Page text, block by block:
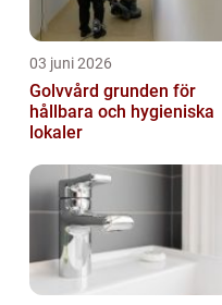
03 juni 2026
Golvvård grunden för
hållbara och hygieniska
lokaler